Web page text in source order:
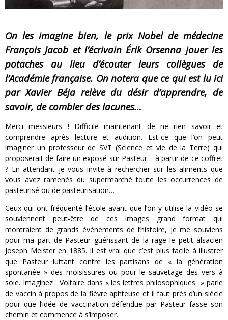
On les imagine bien, le prix Nobel de médecine
François Jacob et l’écrivain Érik Orsenna jouer les
potaches au lieu d’écouter leurs collègues de
l’Académie française. On notera que ce qui est lu ici
par Xavier Béja relève du désir d’apprendre, de
savoir, de combler des lacunes…
Merci messieurs ! Difficile maintenant de ne rien savoir et
comprendre après lecture et audition. Est-ce que l’on peut
imaginer un professeur de SVT (Science et vie de la Terre) qui
proposerait de faire un exposé sur Pasteur… à partir de ce coffret
? En attendant je vous invite à rechercher sur les aliments que
vous avez ramenés du supermarché toute les occurrences de
pasteurisé ou de pasteurisation…
Ceux qui ont fréquenté l’école avant que l’on y utilise la vidéo se
souviennent peut-être de ces images grand format qui
montraient de grands événements de l’histoire, je me souviens
pour ma part de Pasteur guérissant de la rage le petit alsacien
Joseph Meister en 1885. Il est vrai que c’est plus facile à illustrer
que Pasteur luttant contre les partisans de « la génération
spontanée » des moisissures ou pour le sauvetage des vers à
soie. Imaginez : Voltaire dans « les lettres philosophiques » parle
de vaccin à propos de la fièvre aphteuse et il faut près d’un siècle
pour que l’idée de vaccination défendue par Pasteur fasse son
chemin et commence à s’imposer.